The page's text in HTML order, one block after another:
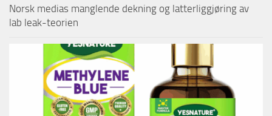
Norsk medias manglende dekning og latterliggjøring av
lab leak-teorien